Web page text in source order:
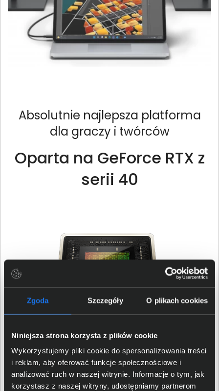
Zgoda Szczegóły O plikach cookies
Niniejsza strona korzysta z plików cookie
Wykorzystujemy pliki cookie do spersonalizowania treści
i reklam, aby oferować funkcje społecznościowe i
analizować ruch w naszej witrynie. Informacje o tym, jak
korzystasz z naszej witryny, udostępniamy partnerom
Absolutnie najlepsza platforma
dla graczy i twórców
Oparta na GeForce RTX z
serii 40
Nowe multiprocesory strumieniowe
Nawet dwukrotnie wyższa wydajność i
energooszczędność